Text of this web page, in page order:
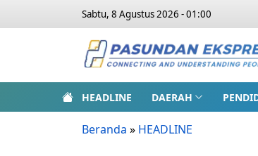
Sabtu, 8 Agustus 2026 - 01:00
HEADLINE DAERAH
Beranda » HEADLINE